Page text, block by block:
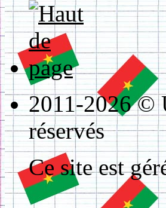
2011-2026 ©
réservés
Ce site est